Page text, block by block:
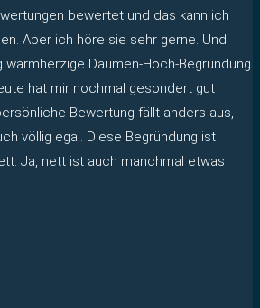
bewertet und das kann ich
Aber ich höre sie sehr gerne. Und
warmherzige Daumen-Hoch-Begründung
hat mir nochmal gesondert gut
Bewertung fällt anders aus,
völlig egal. Diese Begründung ist
Ja, nett ist auch manchmal etwas